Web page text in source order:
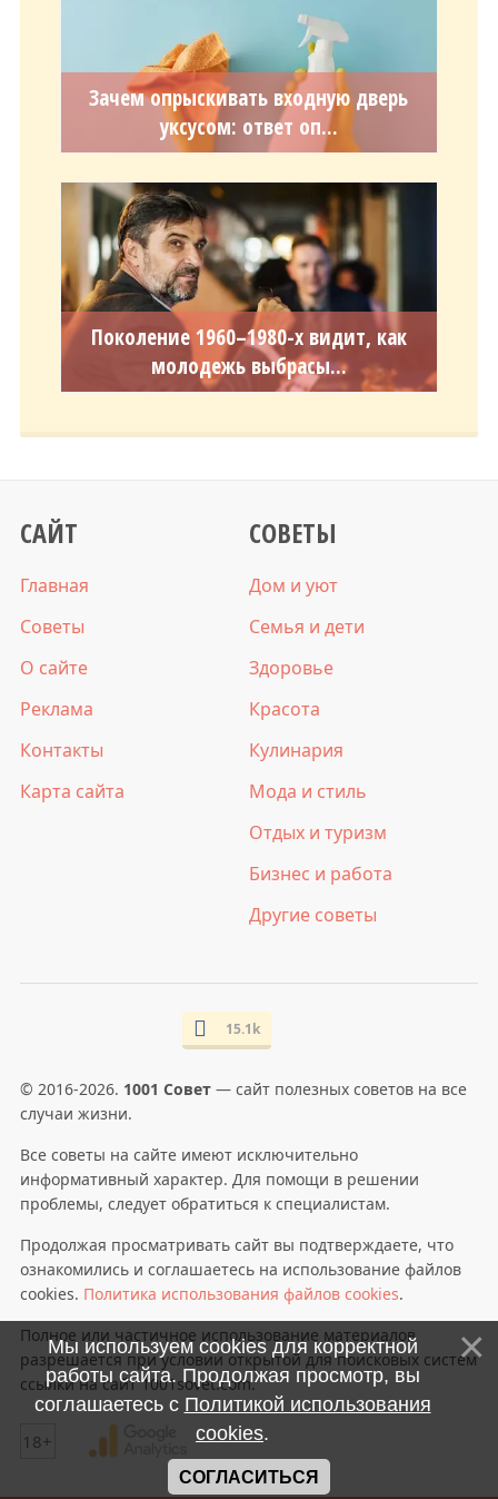
Зачем опрыскивать входную дверь
уксусом: ответ оп...
Поколение 1960–1980-х видит, как
молодежь выбрасы...
САЙТ
Главная
Советы
О сайте
Реклама
Контакты
Карта сайта
СОВЕТЫ
Дом и уют
Семья и дети
Здоровье
Красота
Кулинария
Мода и стиль
Отдых и туризм
Бизнес и работа
Другие советы
15.1k
© 2016-2026. 1001 Совет— сайт полезных советов на все
случаи жизни.
Все советы на сайте имеют исключительно
информативный характер. Для помощи в решении
проблемы, следует обратиться к специалистам.
Продолжая просматривать сайт вы подтверждаете, что
ознакомились и соглашаетесь на использование файлов
cookies. Политика использования файлов cookies.
Полное или частичное использование материалов
разрешается при условии открытой для поисковых систем
ссылки на сайт 1001sovet.com.
18+
Мы используем cookies для корректной
работы сайта. Продолжая просмотр, вы
соглашаетесь с Политикой использования
cookies.
СОГЛАСИТЬСЯ